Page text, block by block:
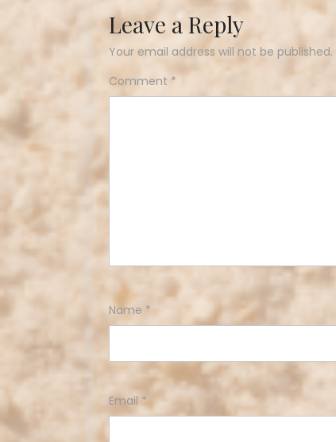
Leave a Reply
Your email address will not be published.
Comment *
Name *
Email *